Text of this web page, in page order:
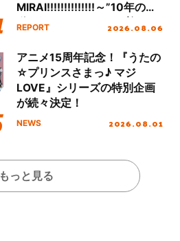
MIRAI!!!!!!!!!!!!!!～”10年の活
動を経てファイナルを迎える
REPORT 2026.08.06
アニメ15周年記念！『うたの
☆プリンスさまっ♪ マジ
LOVE』シリーズの特別企画
が続々決定！
NEWS 2026.08.01
もっと見る